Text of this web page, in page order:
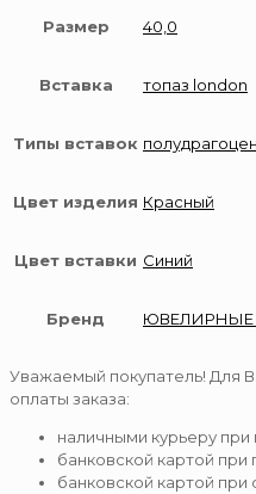
Размер 40,0
Вставка топаз london
Типы вставок
Цвет изделия Красный
Цвет вставки Синий
Бренд ЮВЕЛИРНЫЕ
Уважаемый покупатель! Для
оплаты заказа:
наличными курьеру при
банковской картой при
банковской картой